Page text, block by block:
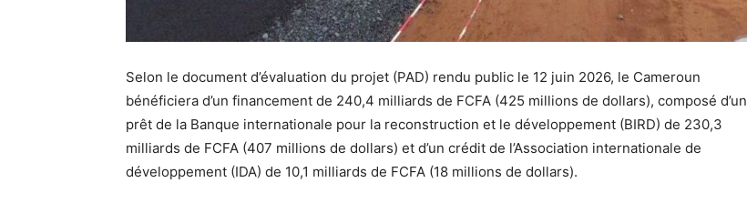
Selon le document d’évaluation du projet (PAD) rendu public le 12 juin 2026, le Cameroun
bénéficiera d’un financement de 240,4 milliards de FCFA (425 millions de dollars), composé d’un
prêt de la Banque internationale pour la reconstruction et le développement (BIRD) de 230,3
milliards de FCFA (407 millions de dollars) et d’un crédit de l’Association internationale de
développement (IDA) de 10,1 milliards de FCFA (18 millions de dollars).